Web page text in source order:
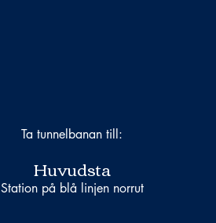
Ta tunnelbanan till:
Huvudsta
Station på blå linjen norrut